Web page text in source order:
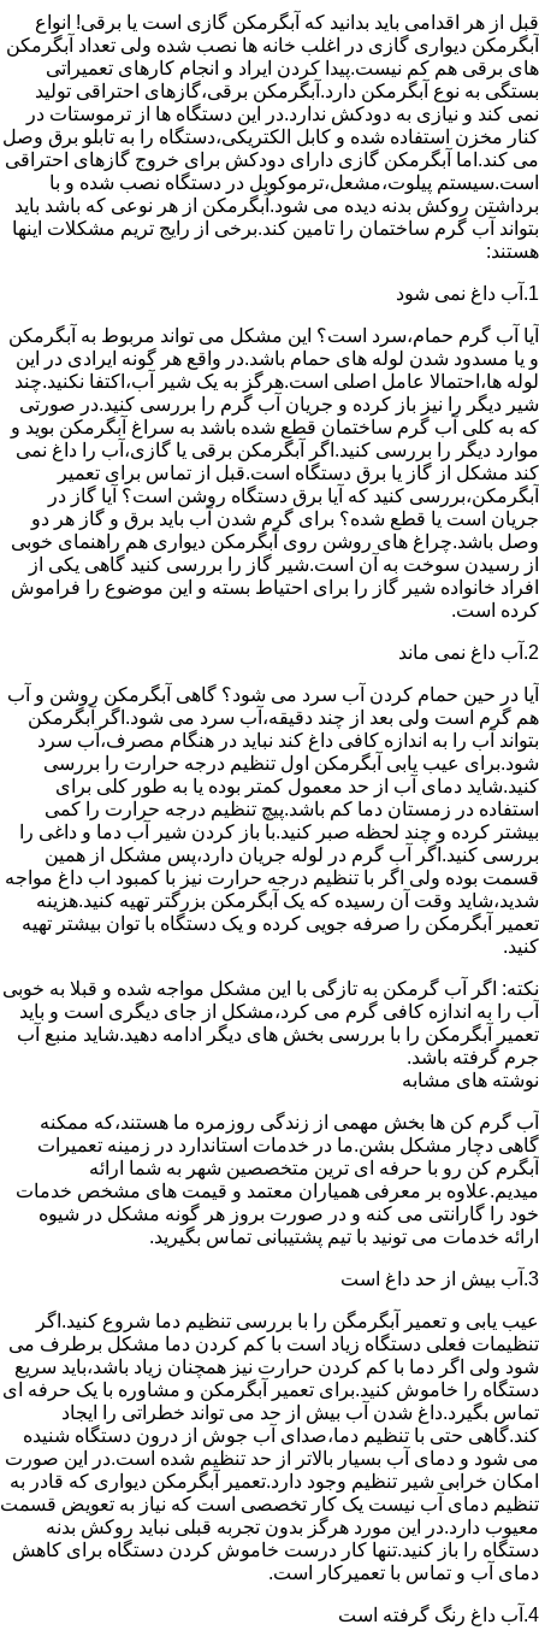
قبل از هر اقدامی باید بدانید که آبگرمکن گازی است یا برقی! انواع
آبگرمکن دیواری گازی در اغلب خانه ها نصب شده ولی تعداد آبگرمکن
های برقی هم کم نیست.پیدا کردن ایراد و انجام کارهای تعمیراتی
بستگی به نوع آبگرمکن دارد.آبگرمکن برقی،گازهای احتراقی تولید
نمی کند و نیازی به دودکش ندارد.در این دستگاه ها از ترموستات در
کنار مخزن استفاده شده و کابل الکتریکی،دستگاه را به تابلو برق وصل
می کند.اما آبگرمکن گازی دارای دودکش برای خروج گازهای احتراقی
است.سیستم پیلوت،مشعل،ترموکوبل در دستگاه نصب شده و با
برداشتن روکش بدنه دیده می شود.آبگرمکن از هر نوعی که باشد باید
بتواند آب گرم ساختمان را تامین کند.برخی از رایج تریم مشکلات اینها
هستند:
1.آب داغ نمی شود
آیا آب گرم حمام،سرد است؟ این مشکل می تواند مربوط به آبگرمکن
و یا مسدود شدن لوله های حمام باشد.در واقع هر گونه ایرادی در این
لوله ها،احتمالا عامل اصلی است.هرگز به یک شیر آب،اکتفا نکنید.چند
شیر دیگر را نیز باز کرده و جریان آب گرم را بررسی کنید.در صورتی
که به کلی آب گرم ساختمان قطع شده باشد به سراغ آبگرمکن بوید و
موارد دیگر را بررسی کنید.اگر آبگرمکن برقی یا گازی،آب را داغ نمی
کند مشکل از گاز یا برق دستگاه است.قبل از تماس برای تعمیر
آبگرمکن،بررسی کنید که آیا برق دستگاه روشن است؟ آیا گاز در
جریان است یا قطع شده؟ برای گرم شدن آب باید برق و گاز هر دو
وصل باشد.چراغ های روشن روی آبگرمکن دیواری هم راهنمای خوبی
از رسیدن سوخت به آن است.شیر گاز را بررسی کنید گاهی یکی از
افراد خانواده شیر گاز را برای احتیاط بسته و این موضوع را فراموش
کرده است.
2.آب داغ نمی ماند
آیا در حین حمام کردن آب سرد می شود؟ گاهی آبگرمکن روشن و آب
هم گرم است ولی بعد از چند دقیقه،آب سرد می شود.اگر آبگرمکن
بتواند آب را به اندازه کافی داغ کند نباید در هنگام مصرف،آب سرد
شود.برای عیب یابی آبگرمکن اول تنظیم درجه حرارت را بررسی
کنید.شاید دمای آب از حد معمول کمتر بوده یا به طور کلی برای
استفاده در زمستان دما کم باشد.پیچ تنظیم درجه حرارت را کمی
بیشتر کرده و چند لحظه صبر کنید.با باز کردن شیر آب دما و داغی را
بررسی کنید.اگر آب گرم در لوله جریان دارد،پس مشکل از همین
قسمت بوده ولی اگر با تنظیم درجه حرارت نیز با کمبود اب داغ مواجه
شدید،شاید وقت آن رسیده که یک آبگرمکن بزرگتر تهیه کنید.هزینه
تعمیر آبگرمکن را صرفه جویی کرده و یک دستگاه با توان بیشتر تهیه
کنید.
نکته: اگر آب گرمکن به تازگی با این مشکل مواجه شده و قبلا به خوبی
آب را به اندازه کافی گرم می کرد،مشکل از جای دیگری است و باید
تعمیر آبگرمکن را با بررسی بخش های دیگر ادامه دهید.شاید منبع آب
جرم گرفته باشد.
نوشته های مشابه
آب گرم کن ها بخش مهمی از زندگی روزمره ما هستند،که ممکنه
گاهی دچار مشکل بشن.ما در خدمات استاندارد در زمینه تعمیرات
آبگرم کن رو با حرفه ای ترین متخصصین شهر به شما ارائه
میدیم.علاوه بر معرفی همیاران معتمد و قیمت های مشخص خدمات
خود را گارانتی می کنه و در صورت بروز هر گونه مشکل در شیوه
ارائه خدمات می تونید با تیم پشتیبانی تماس بگیرید.
3.آب بیش از حد داغ است
عیب یابی و تعمیر آبگرمگن را با بررسی تنظیم دما شروع کنید.اگر
تنظیمات فعلی دستگاه زیاد است با کم کردن دما مشکل برطرف می
شود ولی اگر دما با کم کردن حرارت نیز همچنان زیاد باشد،باید سریع
دستگاه را خاموش کنید.برای تعمیر آبگرمکن و مشاوره با یک حرفه ای
تماس بگیرد.داغ شدن آب بیش از حد می تواند خطراتی را ایجاد
کند.گاهی حتی با تنظیم دما،صدای آب جوش از درون دستگاه شنیده
می شود و دمای آب بسیار بالاتر از حد تنظیم شده است.در این صورت
امکان خرابی شیر تنظیم وجود دارد.تعمیر آبگرمکن دیواری که قادر به
تنظیم دمای آب نیست یک کار تخصصی است که نیاز به تعویض قسمت
معیوب دارد.در این مورد هرگز بدون تجربه قبلی نباید روکش بدنه
دستگاه را باز کنید.تنها کار درست خاموش کردن دستگاه برای کاهش
دمای آب و تماس با تعمیرکار است.
4.آب داغ رنگ گرفته است